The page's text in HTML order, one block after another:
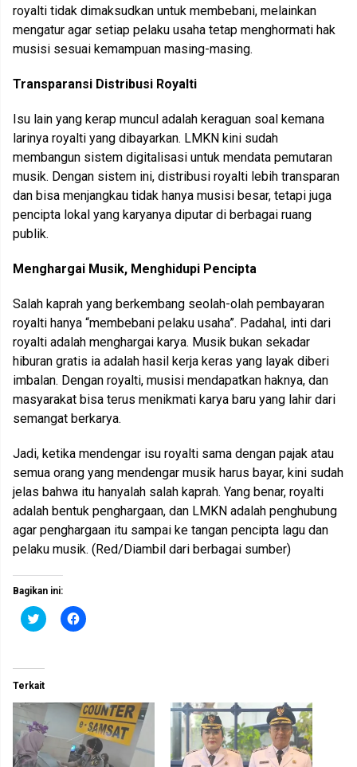
royalti tidak dimaksudkan untuk membebani, melainkan
mengatur agar setiap pelaku usaha tetap menghormati hak
musisi sesuai kemampuan masing-masing.
Transparansi Distribusi Royalti
Isu lain yang kerap muncul adalah keraguan soal kemana
larinya royalti yang dibayarkan. LMKN kini sudah
membangun sistem digitalisasi untuk mendata pemutaran
musik. Dengan sistem ini, distribusi royalti lebih transparan
dan bisa menjangkau tidak hanya musisi besar, tetapi juga
pencipta lokal yang karyanya diputar di berbagai ruang
publik.
Menghargai Musik, Menghidupi Pencipta
Salah kaprah yang berkembang seolah-olah pembayaran
royalti hanya “membebani pelaku usaha”. Padahal, inti dari
royalti adalah menghargai karya. Musik bukan sekadar
hiburan gratis ia adalah hasil kerja keras yang layak diberi
imbalan. Dengan royalti, musisi mendapatkan haknya, dan
masyarakat bisa terus menikmati karya baru yang lahir dari
semangat berkarya.
Jadi, ketika mendengar isu royalti sama dengan pajak atau
semua orang yang mendengar musik harus bayar, kini sudah
jelas bahwa itu hanyalah salah kaprah. Yang benar, royalti
adalah bentuk penghargaan, dan LMKN adalah penghubung
agar penghargaan itu sampai ke tangan pencipta lagu dan
pelaku musik. (Red/Diambil dari berbagai sumber)
Bagikan ini:
K
l
n
t
u
k
b
e
r
b
a
g
K
l
k
m
e
m
b
a
g
Terkait